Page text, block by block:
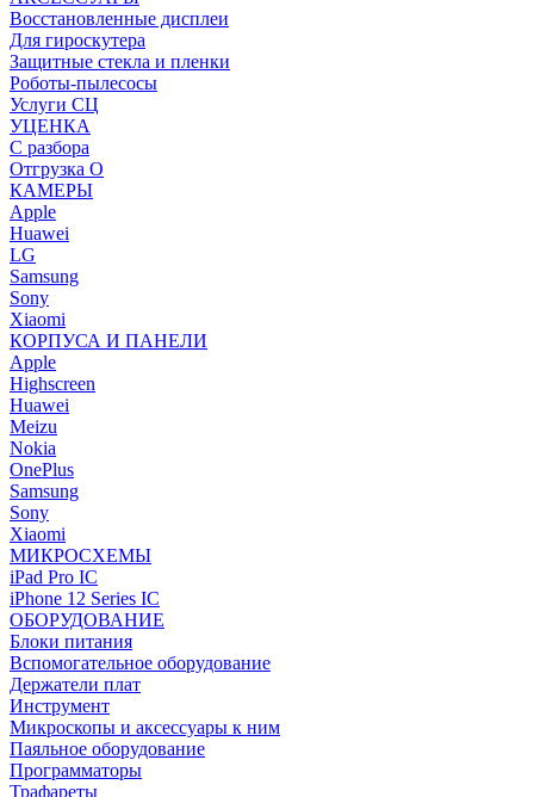
Восстановленные дисплеи
Для гироскутера
Защитные стекла и пленки
Роботы-пылесосы
Услуги СЦ
УЦЕНКА
С разбора
Отгрузка О
КАМЕРЫ
Apple
Huawei
LG
Samsung
Sony
Xiaomi
КОРПУСА И ПАНЕЛИ
Apple
Highscreen
Huawei
Meizu
Nokia
OnePlus
Samsung
Sony
Xiaomi
МИКРОСХЕМЫ
iPad Pro IC
iPhone 12 Series IC
ОБОРУДОВАНИЕ
Блоки питания
Вспомогательное оборудование
Держатели плат
Инструмент
Микроскопы и аксессуары к ним
Паяльное оборудование
Программаторы
Трафареты